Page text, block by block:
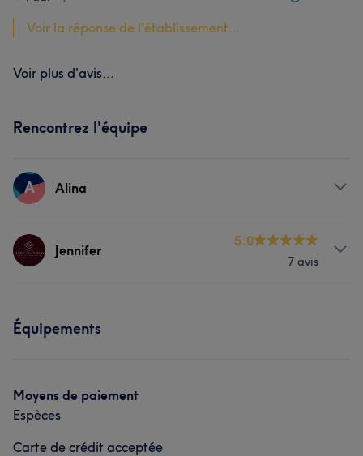
Voir la réponse de l'établissement...
Voir plus d'avis...
Rencontrez l'équipe
A Alina
Prestations
Jennifer
5.0
7 avis
Portfolio
Équipements
Moyens de paiement
Espèces
Carte de crédit acceptée